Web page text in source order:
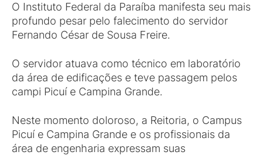
O Instituto Federal da Paraíba manifesta seu mais
profundo pesar pelo falecimento do servidor
Fernando César de Sousa Freire.
O servidor atuava como técnico em laboratório
da área de edificações e teve passagem pelos
campi Picuí e Campina Grande.
Neste momento doloroso, a Reitoria, o Campus
Picuí e Campina Grande e os profissionais da
área de engenharia expressam suas